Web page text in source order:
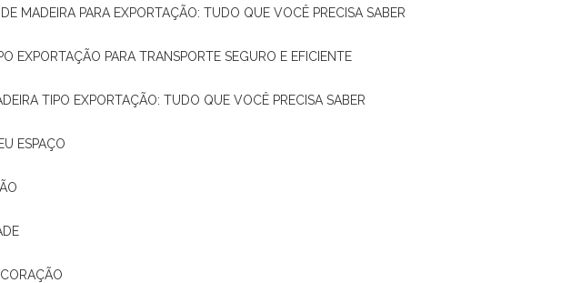
DE MADEIRA PARA EXPORTAÇÃO: TUDO QUE VOCÊ PRECISA SABER
EXPORTAÇÃO PARA TRANSPORTE SEGURO E EFICIENTE
TIPO EXPORTAÇÃO: TUDO QUE VOCÊ PRECISA SABER
ESPAÇO